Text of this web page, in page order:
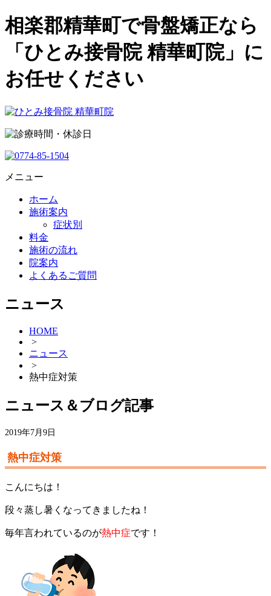
相楽郡精華町で骨盤矯正なら
「ひとみ接骨院 精華町院」に
お任せください
メニュー
ホーム
施術案内
症状別
料金
施術の流れ
院案内
よくあるご質問
ニュース
HOME
>
ニュース
>
熱中症対策
ニュース＆ブログ記事
2019年7月9日
熱中症対策
こんにちは！
段々蒸し暑くなってきましたね！
毎年言われているのが熱中症です！